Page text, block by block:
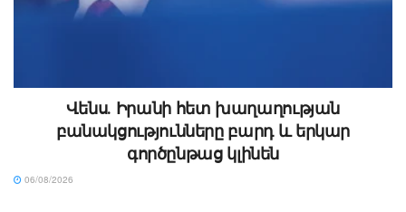
Վենս․ Իրանի հետ խաղաղության
բանակցությունները բարդ և երկար
գործընթաց կլինեն
06/08/2026